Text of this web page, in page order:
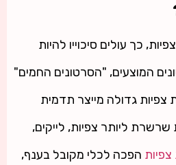
כך עולים סיכוייו להיות
המוצעים, "הסרטונים החמים"
צפיות גדולה מייצר תדמית
שרשרת ליותר צפיות, לייקים,
הפכה לכלי מקובל בענף,